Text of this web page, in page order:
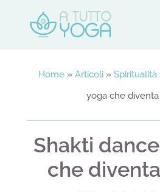
Home »Articoli »Spiritualità
yoga che
Shakti
che